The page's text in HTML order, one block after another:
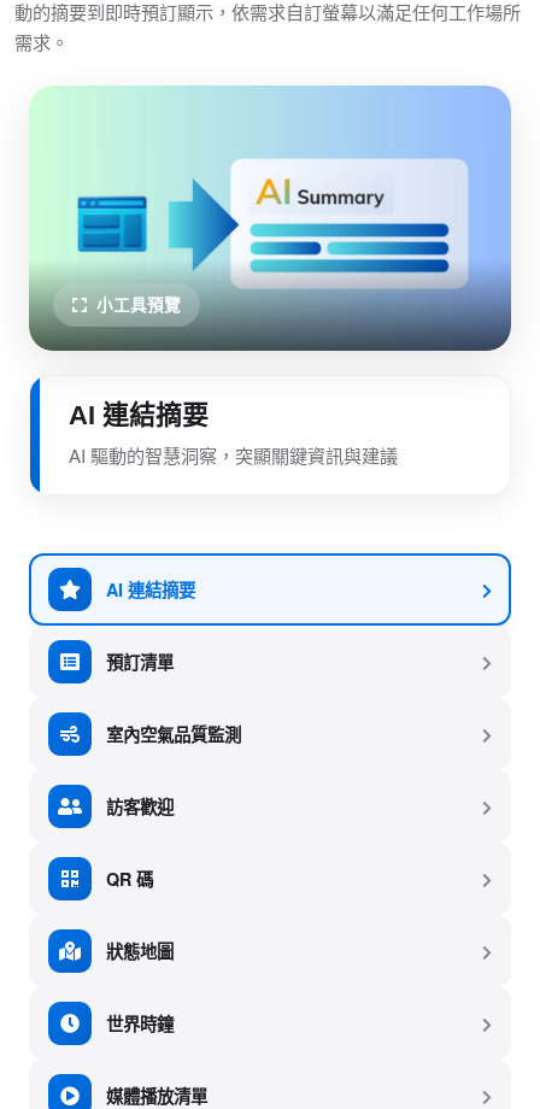
動的摘要到即時預訂顯示，依需求自訂螢幕以滿足任何工作場所
需求。
AI 連結摘要
預訂清單
室內空氣品質監測
訪客歡迎
QR 碼
狀態地圖
世界時鐘
媒體播放清單
小工具預覽
AI 連結摘要
AI 驅動的智慧洞察，突顯關鍵資訊與建議